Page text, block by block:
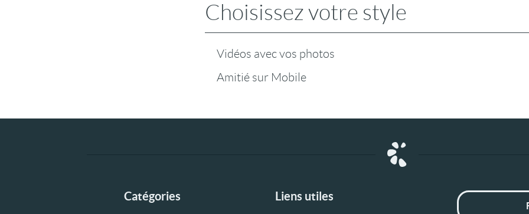
Choisissez votre style
Vidéos avec vos photos
Amitié sur Mobile
Catégories Liens utiles